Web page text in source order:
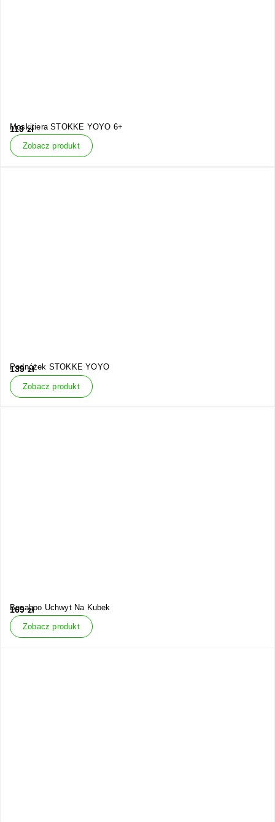
Moskitiera STOKKE YOYO 6+
119zł
Zobacz produkt
Podnóżek STOKKE YOYO
139zł
Zobacz produkt
Bugaboo Uchwyt Na Kubek
169zł
Zobacz produkt